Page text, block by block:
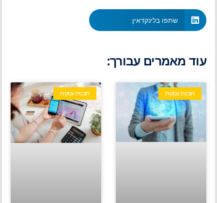
שתפו בלינקדאין
עוד מאמרים עבורך:
תוכנית עסקית תוכנית עסקית